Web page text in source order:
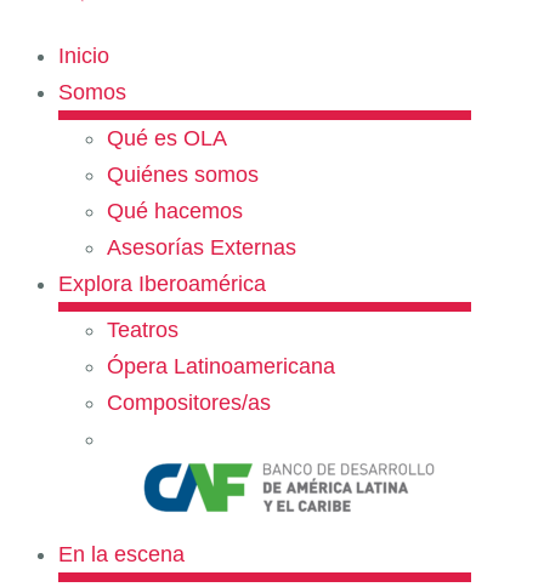
Inicio
Somos
Qué es OLA
Quiénes somos
Qué hacemos
Asesorías Externas
Explora Iberoamérica
Teatros
Ópera Latinoamericana
Compositores/as
En la escena